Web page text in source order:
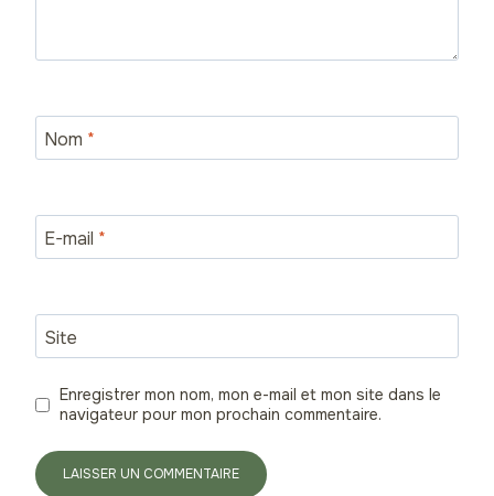
Nom *
E-mail *
Site
Enregistrer mon nom, mon e-mail et mon site dans le
navigateur pour mon prochain commentaire.